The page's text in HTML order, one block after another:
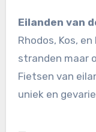
Eilanden van
Rhodos, Kos,
stranden maar
Fietsen van
uniek en